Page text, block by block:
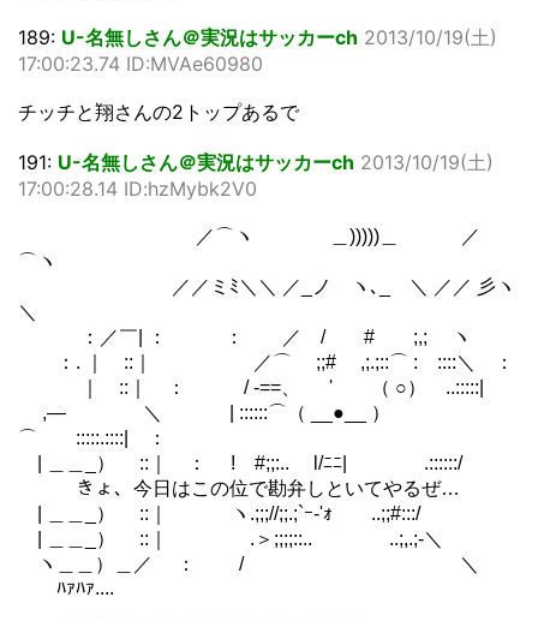
189: U-名無しさん＠実況はサッカーch 2013/10/19(土)
17:00:23.74 ID:MVAe60980
チッチと翔さんの2トップあるで
191: U-名無しさん＠実況はサッカーch 2013/10/19(土)
17:00:28.14 ID:hzMybk2V0
／⌒ヽ ＿)))))＿ ／
⌒ヽ
／／ミﾐ＼＼ ／_ノ ヽ､_ ＼ ／／ 彡ヽ
＼
：／￣| ： ： ／ / # ;,; ヽ
：. ｜ ::｜ ／⌒ ;;# ,;.;::⌒ : ::::＼ ：
｜ ::｜ ： / -==、 ' （ ○） ..:::::|
,― ＼ | ::::::⌒（ __●__ ）
⌒ :::::.::::| ：
| ＿＿_） ::｜ ： ! #;;:.. l/ﾆﾆ| .::::::/
きょ、今日はこの位で勘弁しといてやるぜ…
| ＿＿_） ::｜ ヽ.;;;//;;.;`ｰ‐'ｫ ..;;#:::/
| ＿＿_） ::｜ .＞;;;;::.. ..;,.;-＼
ヽ＿＿）＿／ ： / ＼
ﾊｧﾊｧ....